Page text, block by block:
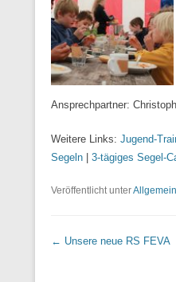
Ansprechpartner:
Weitere Links: Jugend-
Segeln | 3-tägiges Segel-
Veröffentlicht unterAllgemein
Beitrags Übersicht
← Unsere neue RS FEVA